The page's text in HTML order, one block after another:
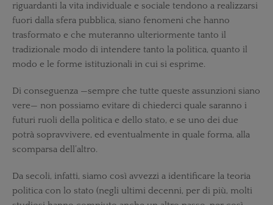
riguardanti la vita individuale e sociale tendono a realizzarsi
fuori dalla sfera pubblica, siano fenomeni che hanno
trasformato e che muteranno ulteriormente tanto il
tradizionale modo di intendere tanto la politica, quanto il
modo e le forme istituzionali in cui si esprime.
Di conseguenza —sempre che tutte queste assunzioni siano
vere— non possiamo evitare di chiederci quale saranno i
futuri ruoli della politica e dello stato, e se uno dei due
potrà sopravvivere, ed eventualmente in quale forma, alla
scomparsa dell’altro.
Da secoli, infatti, siamo così avvezzi a identificare la teoria
politica con lo stato (negli ultimi decenni, per di più, molti